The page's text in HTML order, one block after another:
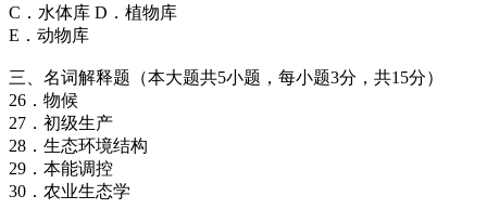
C．水体库 D．植物库
E．动物库
三、名词解释题（本大题共5小题，每小题3分，共15分）
26．物候
27．初级生产
28．生态环境结构
29．本能调控
30．农业生态学